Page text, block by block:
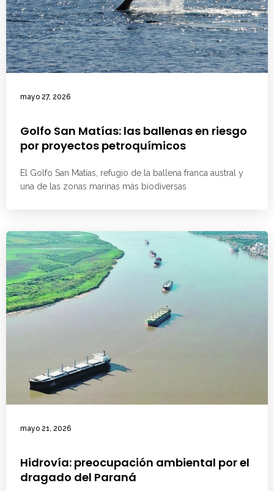
mayo 27, 2026
Golfo San Matías: las ballenas en riesgo
por proyectos petroquímicos
El Golfo San Matías, refugio de la ballena franca austral y
una de las zonas marinas más biodiversas
mayo 21, 2026
Hidrovía: preocupación ambiental por el
dragado del Paraná